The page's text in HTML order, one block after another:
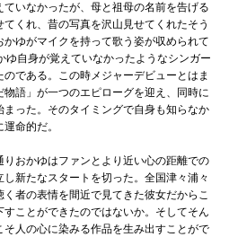
いなかったが、母と祖母の名前を告げる
くれ、昔の写真を沢山見せてくれたそう
ゆがマイクを持って歌う姿が収められて
ゆ自身が覚えていなかったようなシンガー
である。この時メジャーデビューとはま
語」が一つのエピローグを迎え、同時に
った。そのタイミングで自身も知らなか
命的だ。
おかゆはファンとより近い心の距離での
新たなスタートを切った。全国津々浦々
者の表情を間近で見てきた彼女だからこ
ことができたのではないか。そしてそん
人の心に染みる作品を生み出すことがで